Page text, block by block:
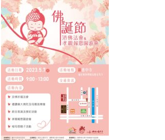
e
b
o
o
k
it
te
r
e e
gr
a
m
p
y
Li
n
k